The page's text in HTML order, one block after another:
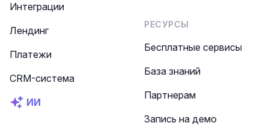
Интеграции
Лендинг
Платежи
CRM-система
ИИ
РЕСУРСЫ
Бесплатные сервисы
База знаний
Партнерам
Запись на демо